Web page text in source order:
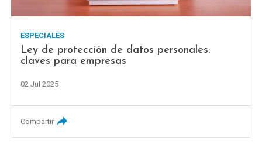
ESPECIALES
Ley de protección de datos personales:
claves para empresas
02 Jul 2025
Compartir